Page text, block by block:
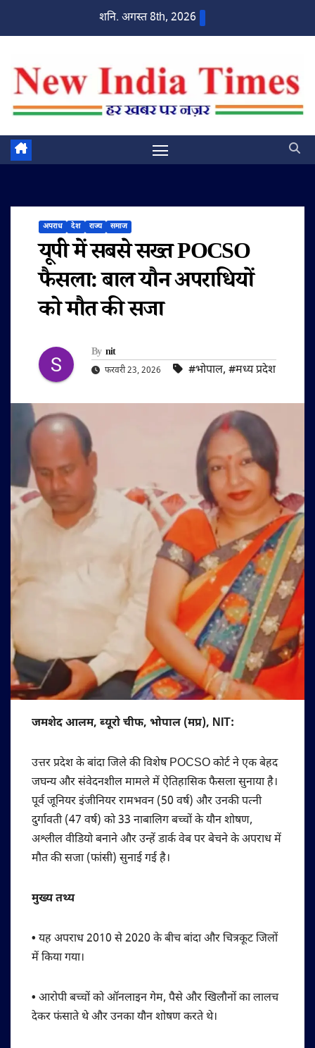
शनि. अगस्त 8th, 2026
अपराध देश राज्य समाज
यूपी में सबसे सख्त POCSO
फैसला: बाल यौन अपराधियों
को मौत की सजा
By nit
फरवरी 23, 2026 #भोपाल, #मध्य प्रदेश
जमशेद आलम, ब्यूरो चीफ, भोपाल (मप्र), NIT:
उत्तर प्रदेश के बांदा जिले की विशेष POCSO कोर्ट ने एक बेहद
जघन्य और संवेदनशील मामले में ऐतिहासिक फैसला सुनाया है।
पूर्व जूनियर इंजीनियर रामभवन (50 वर्ष) और उनकी पत्नी
दुर्गावती (47 वर्ष) को 33 नाबालिग बच्चों के यौन शोषण,
अश्लील वीडियो बनाने और उन्हें डार्क वेब पर बेचने के अपराध में
मौत की सजा (फांसी) सुनाई गई है।
मुख्य तथ्य
• यह अपराध 2010 से 2020 के बीच बांदा और चित्रकूट जिलों
में किया गया।
• आरोपी बच्चों को ऑनलाइन गेम, पैसे और खिलौनों का लालच
देकर फंसाते थे और उनका यौन शोषण करते थे।